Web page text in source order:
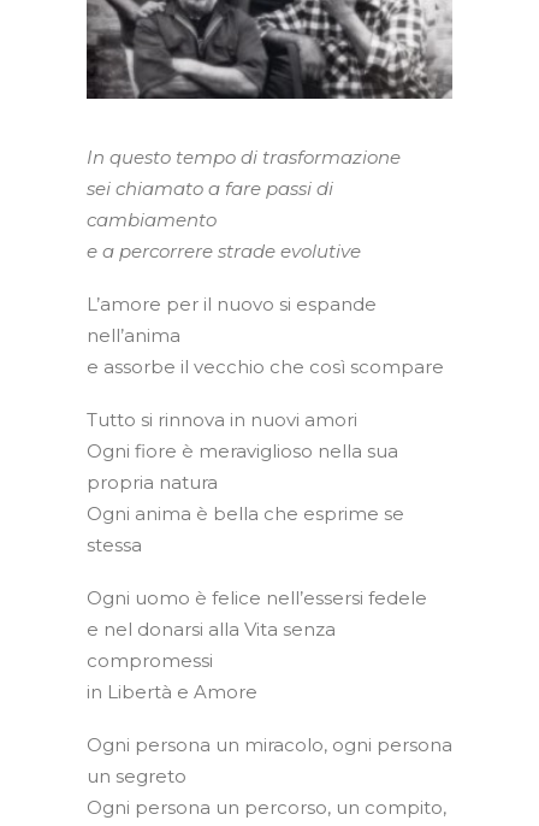
In questo tempo di trasformazione
sei chiamato a fare passi di
cambiamento
e a percorrere strade evolutive
L’amore per il nuovo si espande
nell’anima
e assorbe il vecchio che così scompare
Tutto si rinnova in nuovi amori
Ogni fiore è meraviglioso nella sua
propria natura
Ogni anima è bella che esprime se
stessa
Ogni uomo è felice nell’essersi fedele
e nel donarsi alla Vita senza
compromessi
in Libertà e Amore
Ogni persona un miracolo, ogni persona
un segreto
Ogni persona un percorso, un compito,